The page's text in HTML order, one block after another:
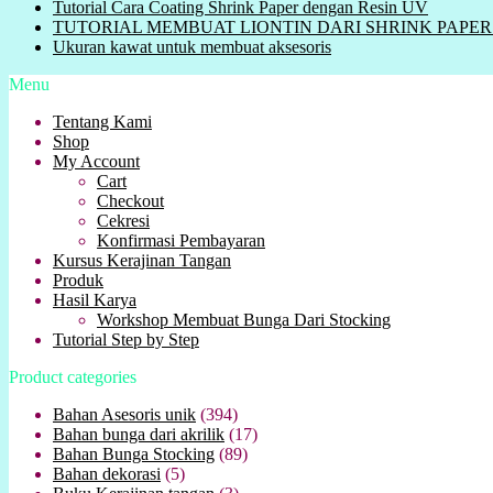
Tutorial Cara Coating Shrink Paper dengan Resin UV
TUTORIAL MEMBUAT LIONTIN DARI SHRINK PAPER (
Ukuran kawat untuk membuat aksesoris
Menu
Tentang Kami
Shop
My Account
Cart
Checkout
Cekresi
Konfirmasi Pembayaran
Kursus Kerajinan Tangan
Produk
Hasil Karya
Workshop Membuat Bunga Dari Stocking
Tutorial Step by Step
Product categories
Bahan Asesoris unik (394)
Bahan bunga dari akrilik (17)
Bahan Bunga Stocking (89)
Bahan dekorasi (5)